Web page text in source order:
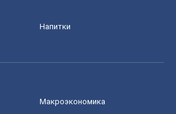
Напитки
Mакроэкономика